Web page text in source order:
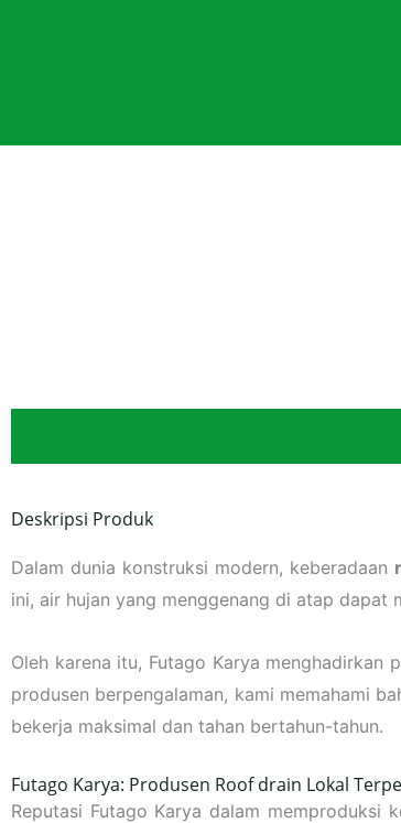
Deskripsi Produk
Dalam dunia konstruksi modern, keberadaan
ini, air hujan yang menggenang di atap dapat
Oleh karena itu, Futago Karya menghadirkan
produsen berpengalaman, kami memahami
bekerja maksimal dan tahan bertahun-tahun.
Futago Karya: Produsen Roof drain Lokal
Reputasi Futago Karya dalam